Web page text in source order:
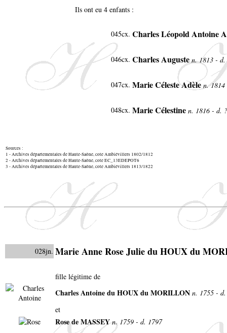
Ils ont eu 4 enfants :
045cx. Charles Léopold Antoine
046cx. Charles Augusten. 1813 -
047cx. Marie Céleste Adèle n.
048cx. Marie Célestine n. 1816 - d.
Sources :
1 - Archives départementales de Haute-Saône, cote Ambiévillers 1802/1812
2 - Archives départementales de Haute-Saône, cote EC_13EDEPOT6
3 - Archives départementales de Haute-Saône, cote Ambiévillers 1813/1822
028jn. Marie Anne Rose Julie du HOUX du
fille légitime de
Charles Antoine du HOUX du MORILLON n. 1755 -
et
Rose de MASSEYn. 1759 - d. 1797